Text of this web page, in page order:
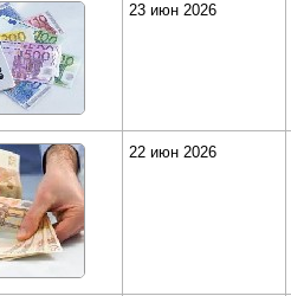
23 июн 2026
22 июн 2026